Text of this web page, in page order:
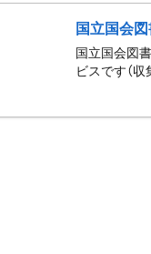
国立国会
国立国会図
ビスです（